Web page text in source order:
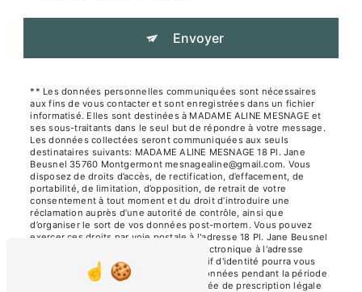
Envoyer
** Les données personnelles communiquées sont nécessaires
aux fins de vous contacter et sont enregistrées dans un fichier
informatisé. Elles sont destinées à MADAME ALINE MESNAGE et
ses sous-traitants dans le seul but de répondre à votre message.
Les données collectées seront communiquées aux seuls
destinataires suivants: MADAME ALINE MESNAGE 18 Pl. Jane
Beusnel 35760 Montgermont mesnagealine@gmail.com. Vous
disposez de droits d’accès, de rectification, d’effacement, de
portabilité, de limitation, d’opposition, de retrait de votre
consentement à tout moment et du droit d’introduire une
réclamation auprès d’une autorité de contrôle, ainsi que
d’organiser le sort de vos données post-mortem. Vous pouvez
exercer ces droits par voie postale à l'adresse 18 Pl. Jane Beusnel
35760 Montgermont ou par courrier électronique à l'adresse
mesnagealine@gmail.com. Un justificatif d'identité pourra vous
être demandé. Nous conservons vos données pendant la période
de prise de contact puis pendant la durée de prescription légale